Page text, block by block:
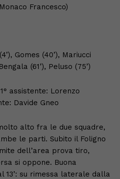
Francesco)
Gomes (40’), Mariucci
(61’), Peluso (75’)
assistente: Lorenzo
Davide Gneo
alto fra le due squadre,
le parti. Subito il Foligno
dell’area prova tiro,
si oppone. Buona
13’: su rimessa laterale dalla